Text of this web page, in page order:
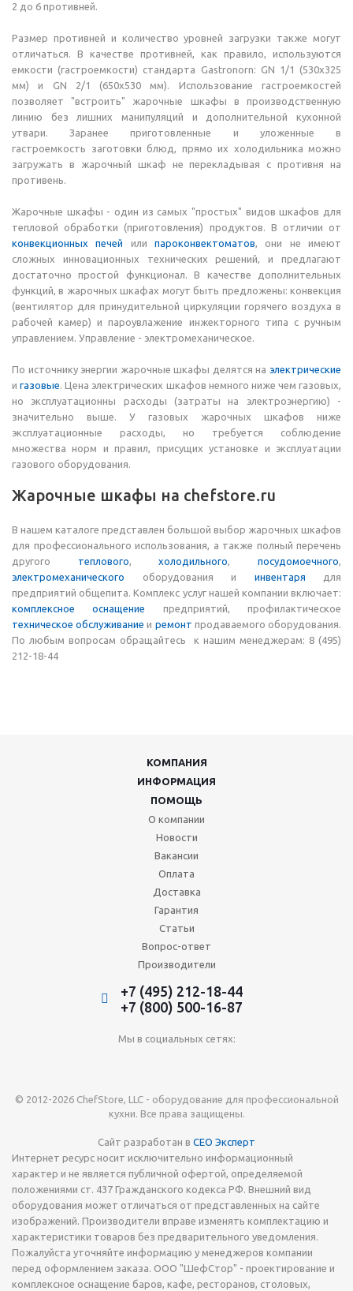
2 до 6 противней.
Размер противней и количество уровней загрузки также могут
отличаться. В качестве противней, как правило, используются
емкости (гастроемкости) стандарта Gastronorn: GN 1/1 (530х325
мм) и GN 2/1 (650х530 мм). Использование гастроемкостей
позволяет "встроить" жарочные шкафы в производственную
линию без лишних манипуляций и дополнительной кухонной
утвари. Заранее приготовленные и уложенные в
гастроемкость заготовки блюд, прямо их холодильника можно
загружать в жарочный шкаф не перекладывая с противня на
противень.
Жарочные шкафы - один из самых "простых" видов шкафов для
тепловой обработки (приготовления) продуктов. В отличии от
конвекционных печей илипароконвектоматов, они не имеют
сложных инновационных технических решений, и предлагают
достаточно простой функционал. В качестве дополнительных
функций, в жарочных шкафах могут быть предложены: конвекция
(вентилятор для принудительной циркуляции горячего воздуха в
рабочей камер) и пароувлажение инжекторного типа с ручным
управлением. Управление - электромеханическое.
По источнику энергии жарочные шкафы делятся на электрические
игазовые. Цена электрических шкафов немного ниже чем газовых,
но эксплуатационны расходы (затраты на электроэнергию) -
значительно выше. У газовых жарочных шкафов ниже
эксплуатационные расходы, но требуется соблюдение
множества норм и правил, присущих установке и эксплуатации
газового оборудования.
Жарочные шкафы на chefstore.ru
В нашем каталоге представлен большой выбор жарочных шкафов
для профессионального использования, а также полный перечень
другого теплового,холодильного,посудомоечного,
электромеханического оборудования и инвентаря для
предприятий общепита. Комплекс услуг нашей компании включает:
комплексное оснащение предприятий, профилактическое
техническое обслуживание и ремонт продаваемого оборудования.
По любым вопросам обращайтесь к нашим менеджерам: 8 (495)
212-18-44
КОМПАНИЯ
ИНФОРМАЦИЯ
ПОМОЩЬ
О компании
Новости
Вакансии
Оплата
Доставка
Гарантия
Статьи
Вопрос-ответ
Производители
+7 (495) 212-18-44
+7 (800) 500-16-87
Мы в социальных сетях:
© 2012-2026 ChefStore, LLC - оборудование для профессиональной
кухни. Все права защищены.
Сайт разработан в СЕО Эксперт
Интернет ресурс носит исключительно информационный
характер и не является публичной офертой, определяемой
положениями ст. 437 Гражданского кодекса РФ. Внешний вид
оборудования может отличаться от представленных на сайте
изображений. Производители вправе изменять комплектацию и
характеристики товаров без предварительного уведомления.
Пожалуйста уточняйте информацию у менеджеров компании
перед оформлением заказа. ООО "ШефСтор" - проектирование и
комплексное оснащение баров, кафе, ресторанов, столовых,